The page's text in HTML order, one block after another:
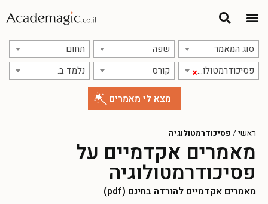
סוג המאמר שפה תחום
×פסיכודרמטולוגיה קורס נלמד ב:
ראשי / פסיכודרמטולוגיה
מאמרים אקדמיים על
פסיכודרמטולוגיה
מאמרים אקדמיים להורדה בחינם (pdf)